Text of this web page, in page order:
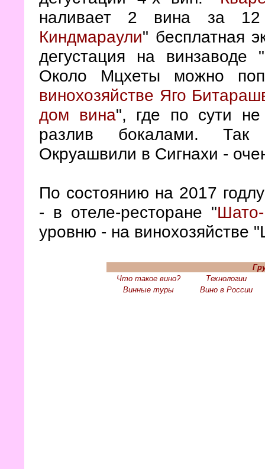
наливает 2 вина за
Киндмараули" бесплатная
дегустация на винзаводе "
Около Мцхеты можно
винохозяйстве Яго
дом вина", где по сути
разлив бокалами. Так
Окруашвили в Сигнахи -
По состоянию на 2017
- в отеле-ресторане "
уровню - на винохозяйстве
Что такое вино?
Технологии
Винные туры
Вино в России